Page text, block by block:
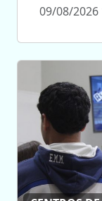
09/08/2026